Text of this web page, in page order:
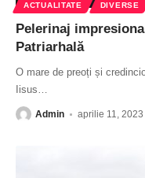
ACTUALITATE DIVERSE
Pelerinaj
Patriarhală
O mare de preoți și
Iisus…
Admin aprilie 11, 2023